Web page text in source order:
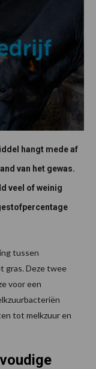
hangt mede af
van het gewas.
veel of weinig
tussen
gras. Deze twee
voor een
tot melkzuur en